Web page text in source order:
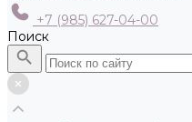
+7 (985) 627-04-00
Поиск